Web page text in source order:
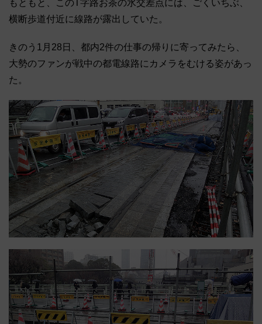
もともと、このT字路お茶の水交差点には、ごくいちぶ、
横断歩道付近に線路が露出していた。
きのう1月28日、都内2件の仕事の帰りに寄ってみたら、
大勢のファンが戦中の都電線路にカメラをむける姿があっ
た。